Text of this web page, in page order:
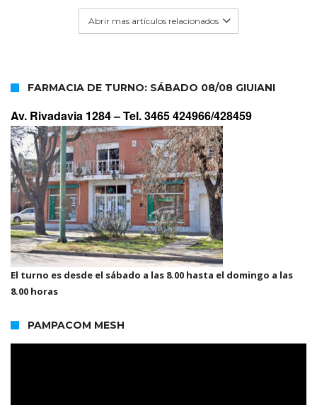
Abrir mas artículos relacionados
FARMACIA DE TURNO: SÁBADO 08/08 GIUIANI
Av. Rivadavia 1284 –Tel. 3465 424966/428459
El turno es desde el sábado a las 8.00 hasta el domingo a las
8.00 horas
PAMPACOM MESH